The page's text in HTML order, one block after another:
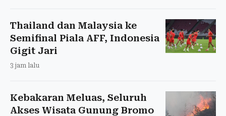
Thailand dan Malaysia ke
Semifinal Piala AFF, Indonesia
Gigit Jari
3 jam lalu
Kebakaran Meluas, Seluruh
Akses Wisata Gunung Bromo